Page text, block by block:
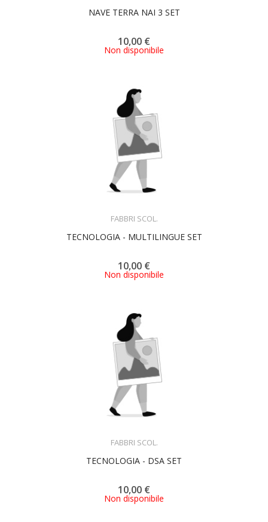
NAVE TERRA NAI 3 SET
10,00 €
Non disponibile
FABBRI SCOL.
TECNOLOGIA - MULTILINGUE SET
10,00 €
Non disponibile
FABBRI SCOL.
TECNOLOGIA - DSA SET
10,00 €
Non disponibile